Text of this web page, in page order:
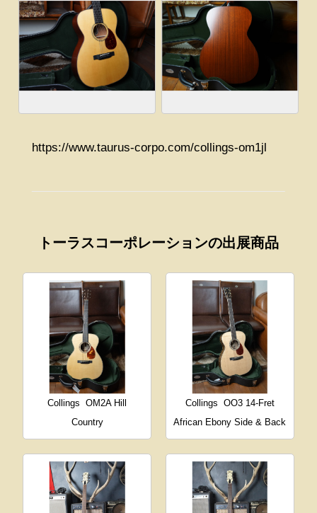
https://www.taurus-corpo.com/collings-om1jl
トーラスコーポレーションの出展商品
Collings
OM2A Hill
Country
Collings OO3 14-Fret
African Ebony Side & Back